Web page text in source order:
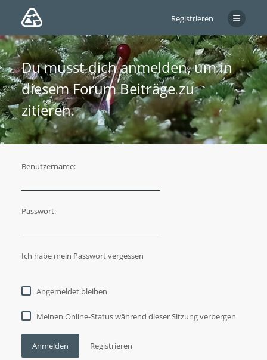
Registrieren
Du musst dich anmelden, um in
diesem Forum Beiträge zu
zitieren.
Benutzername:
Passwort:
Ich habe mein Passwort vergessen
Angemeldet bleiben
Meinen Online-Status während dieser Sitzung verbergen
Anmelden Registrieren